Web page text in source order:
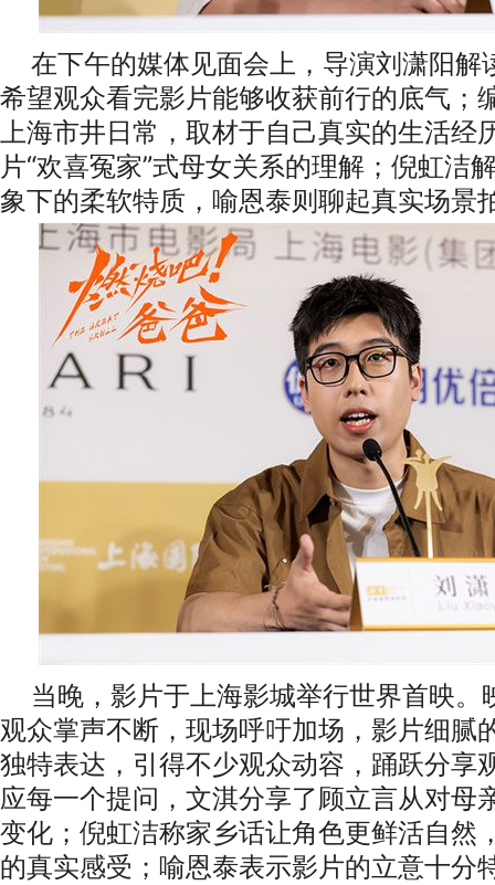
在下午的媒体见面会上，导演刘潇阳解
希望观众看完影片能够收获前行的底气；
上海市井日常，取材于自己真实的生活经
片“欢喜冤家”式母女关系的理解；倪虹洁
象下的柔软特质，喻恩泰则聊起真实场景
当晚，影片于上海影城举行世界首映。
观众掌声不断，现场呼吁加场，影片细腻
独特表达，引得不少观众动容，踊跃分享
应每一个提问，文淇分享了顾立言从对母
变化；倪虹洁称家乡话让角色更鲜活自然
的真实感受；喻恩泰表示影片的立意十分